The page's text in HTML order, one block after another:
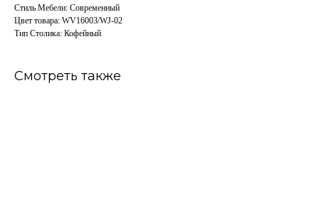
Стиль Мебели: Современный
Цвет товара: WV16003/WJ-02
Тип Столика: Кофейный
Смотреть также